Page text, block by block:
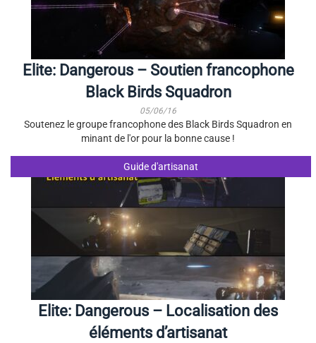
Elite: Dangerous – Soutien francophone
Black Birds Squadron
05/06/16
Soutenez le groupe francophone des Black Birds Squadron en
minant de l'or pour la bonne cause !
Guide d'artisanat
Elite: Dangerous – Localisation des
éléments d’artisanat